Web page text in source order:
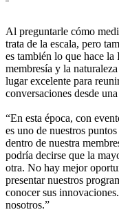
Al preguntarle cómo
trata de la escala, pero
es también lo que hace la
membresía y la
lugar excelente para
conversaciones desde
“En esta época, con
es uno de nuestros
dentro de nuestra
podría decirse que la
otra. No hay mejor
presentar nuestros
conocer sus
nosotros.”